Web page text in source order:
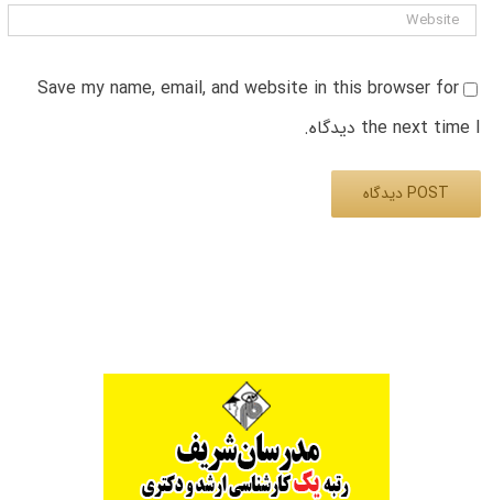
Save my name, email, and website in this browser for
the next time I دیدگاه.